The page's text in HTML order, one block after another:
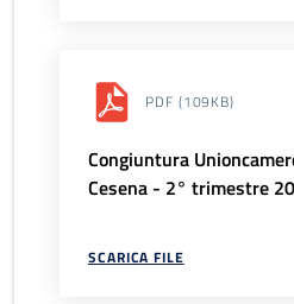
PDF (109KB)
Congiuntura
Cesena - 2° trimestre
SCARICA FILE